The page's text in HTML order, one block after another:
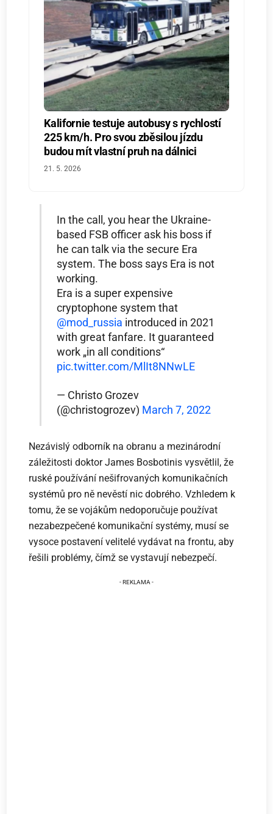
Kalifornie testuje autobusy s rychlostí
225 km/h. Pro svou zběsilou jízdu
budou mít vlastní pruh na dálnici
21. 5. 2026
In the call, you hear the Ukraine-
based FSB officer ask his boss if
he can talk via the secure Era
system. The boss says Era is not
working.
Era is a super expensive
cryptophone system that
@mod_russia introduced in 2021
with great fanfare. It guaranteed
work „in all conditions“
pic.twitter.com/MlIt8NNwLE
— Christo Grozev
(@christogrozev) March 7, 2022
Nezávislý odborník na obranu a mezinárodní
záležitosti doktor James Bosbotinis vysvětlil, že
ruské používání nešifrovaných komunikačních
systémů pro ně nevěstí nic dobrého. Vzhledem k
tomu, že se vojákům nedoporučuje používat
nezabezpečené komunikační systémy, musí se
vysoce postavení velitelé vydávat na frontu, aby
řešili problémy, čímž se vystavují nebezpečí.